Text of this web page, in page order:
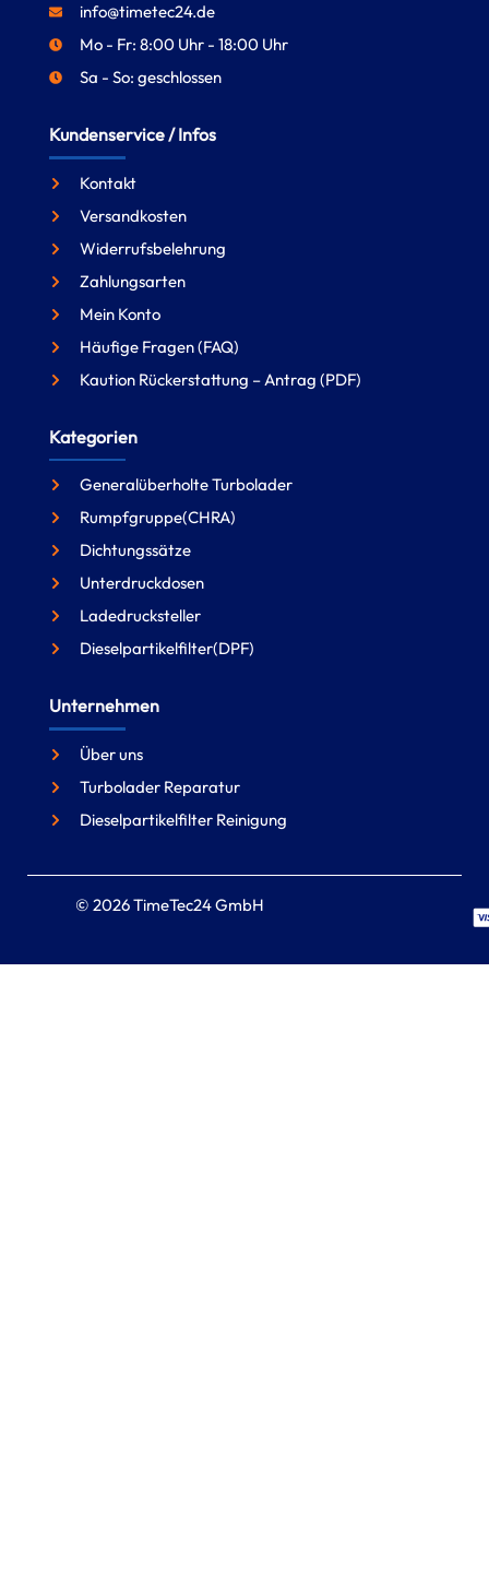
info@timetec24.de
Mo - Fr: 8:00 Uhr - 18:00 Uhr
Sa - So: geschlossen
Kundenservice / Infos
Kontakt
Versandkosten
Widerrufsbelehrung
Zahlungsarten
Mein Konto
Häufige Fragen (FAQ)
Kaution Rückerstattung – Antrag (PDF)
Kategorien
Generalüberholte Turbolader
Rumpfgruppe(CHRA)
Dichtungssätze
Unterdruckdosen
Ladedrucksteller
Dieselpartikelfilter(DPF)
Unternehmen
Über uns
Turbolader Reparatur
Dieselpartikelfilter Reinigung
© 2026 TimeTec24 GmbH